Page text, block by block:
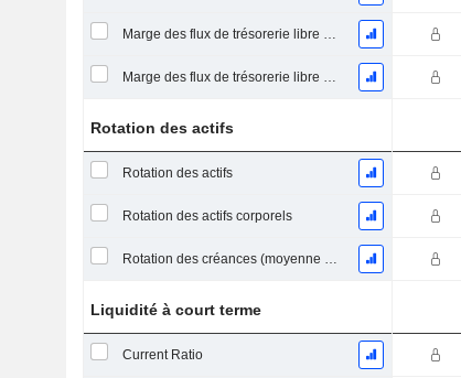
Marge des flux de trésorerie libre pour les actionnaires
Marge des flux de trésorerie libre pour l’ensemble des pourvoyeurs de fonds
Rotation des actifs
Rotation des actifs
Rotation des actifs corporels
Rotation des créances (moyenne des créances)
Liquidité à court terme
Current Ratio